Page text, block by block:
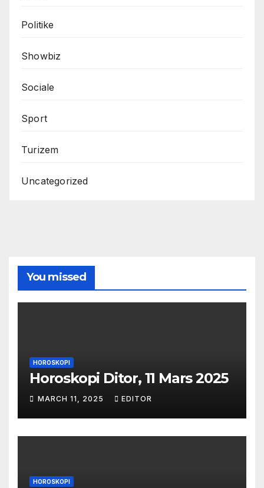
Politike
Showbiz
Sociale
Sport
Turizem
Uncategorized
You missed
HOROSKOPI
Horoskopi Ditor, 11 Mars 2025
MARCH 11, 2025 EDITOR
HOROSKOPI